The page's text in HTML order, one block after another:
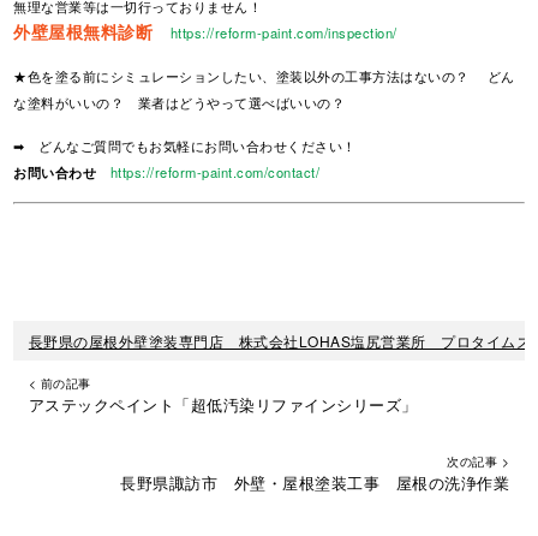
無理な営業等は一切行っておりません！
外壁屋根無料診断 https://reform-paint.com/inspection/
★色を塗る前にシミュレーションしたい、塗装以外の工事方法はないの？ どん
な塗料がいいの？ 業者はどうやって選べばいいの？
➡ どんなご質問でもお気軽にお問い合わせください！
お問い合わせ
https://reform-paint.com/contact/
長野県の屋根外壁塗装専門店 株式会社LOHAS塩尻営業所 プロタイムズ
< 前の記事
アステックペイント「超低汚染リファインシリーズ」
次の記事 >
長野県諏訪市 外壁・屋根塗装工事 屋根の洗浄作業